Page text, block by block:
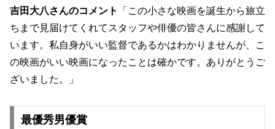
吉田大八さんのコメント
「この小さな映画を誕生から旅立
ちまで見届けてくれてスタッフや俳優の皆さんに感謝して
います。 私自身がいい監督であるかはわかりませんが、
こ
の映画がいい映画になったことは確かです。 ありがとうご
ざいました。」
最優秀男優賞